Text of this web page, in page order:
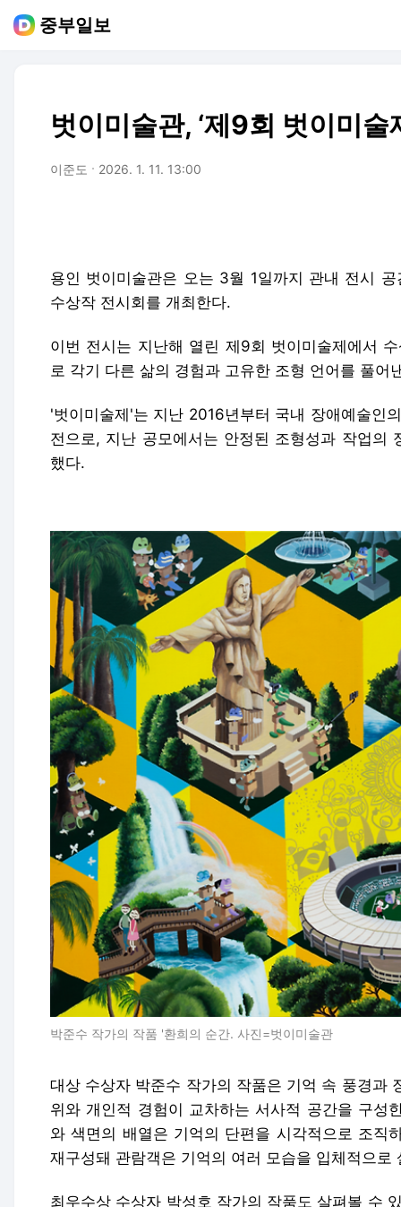
중부일보
벗이미술관, ‘제9회 벗이미술
이준도 2026. 1. 11. 13:00
용인 벗이미술관은 오는 3월 1일까지 관내 전시
수상작 전시회를 개최한다.
이번 전시는 지난해 열린 제9회 벗이미술제에서
로 각기 다른 삶의 경험과 고유한 조형 언어를 풀어
'벗이미술제'는 지난 2016년부터 국내 장애예술인
전으로, 지난 공모에서는 안정된 조형성과 작업의
했다.
박준수 작가의 작품 '환희의 순간. 사진=벗이미술관
대상 수상자 박준수 작가의 작품은 기억 속 풍경과
위와 개인적 경험이 교차하는 서사적 공간을 구성
와 색면의 배열은 기억의 단편을 시각적으로 조직
재구성돼 관람객은 기억의 여러 모습을 입체적으로
최우수상 수상자 박성호 작가의 작품도 살펴볼 수